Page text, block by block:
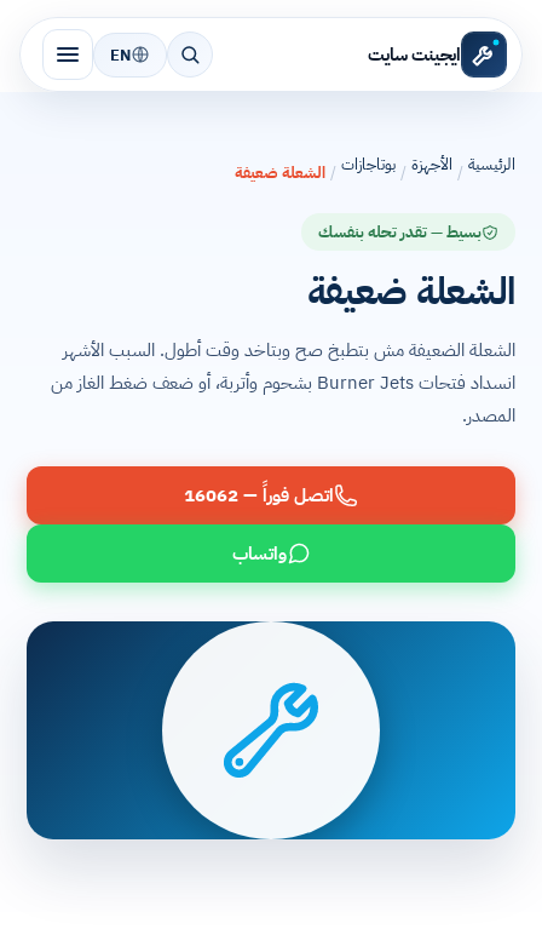
ايجينت سايت EN
الرئيسية / الأجهزة / بوتاجازات / الشعلة ضعيفة
بسيط — تقدر تحله بنفسك
الشعلة ضعيفة
الشعلة الضعيفة مش بتطبخ صح وبتاخد وقت أطول. السبب الأشهر
انسداد فتحات Burner Jets بشحوم وأتربة، أو ضعف ضغط الغاز من
المصدر.
اتصل فوراً — 16062
واتساب